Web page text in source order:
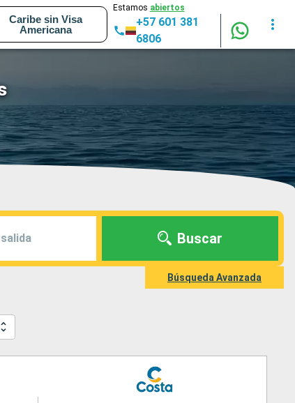
Caribe sin Visa
Americana
Estamos abiertos
+57 601 381
6806
Buscar
Búsqueda Avanzada